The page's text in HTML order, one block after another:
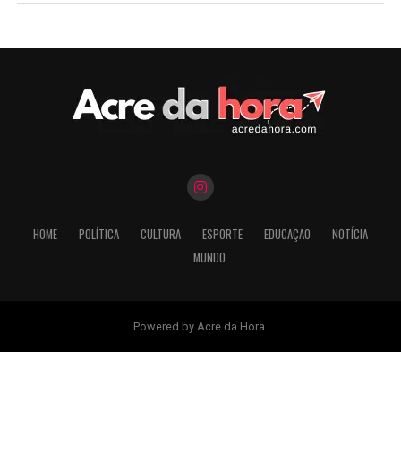
HOME POLÍTICA CULTURA ESPORTE EDUCAÇÃO
NOTÍCIA
MUNDO
Powered by Acre da Hora.